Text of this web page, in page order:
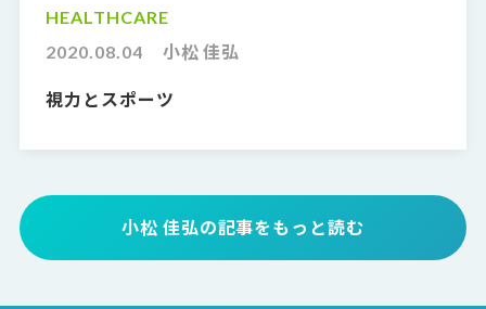
HEALTHCARE
2020.08.04
小松 佳弘
視力とスポーツ
小松 佳弘の記事をもっと読む